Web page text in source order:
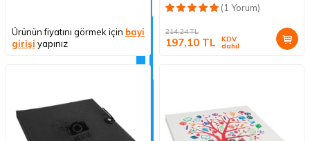
Ürünün fiyatını görmek için bayi
girişi yapınız
(1 Yorum)
214,24TL
197,10 TL KDV
dahil